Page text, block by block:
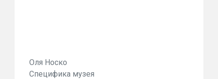
Оля Носко
Специфика музея